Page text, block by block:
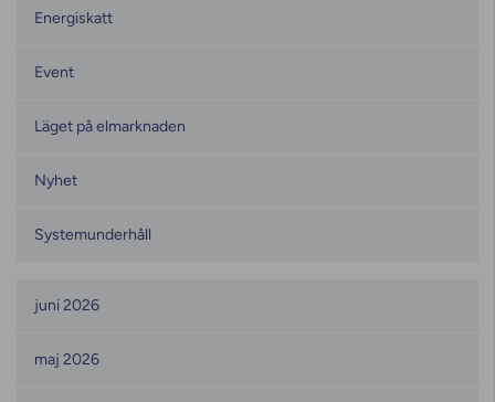
Energiskatt
Event
Läget på elmarknaden
Nyhet
Systemunderhåll
juni 2026
maj 2026